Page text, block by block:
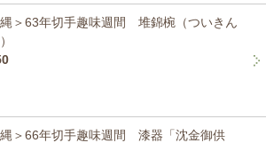
縄＞63年切手趣味週間 堆錦椀（ついきん
縄＞66年切手趣味週間 漆器「沈金御供